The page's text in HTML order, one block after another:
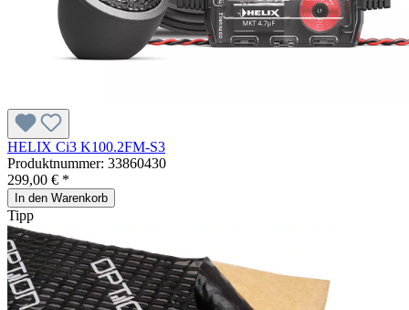
HELIX Ci3 K100.2FM-S3
Produktnummer: 33860430
299,00 € *
In den Warenkorb
Tipp